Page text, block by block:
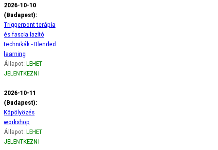
2026-10-10
(Budapest):
Triggerpont terápia
és fascia lazító
technikák - Blended
learning
Állapot: LEHET
JELENTKEZNI
2026-10-11
(Budapest):
Köpölyözés
workshop
Állapot: LEHET
JELENTKEZNI